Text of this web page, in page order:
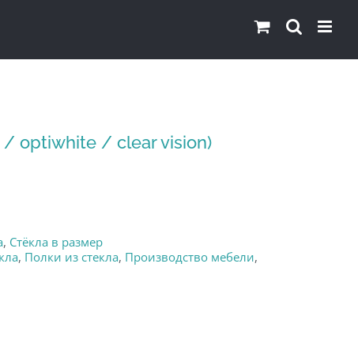
/ optiwhite / clear vision)
, Стёкла в размер
, Полки из стекла, Производство мебели,